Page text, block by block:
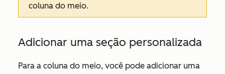
coluna do meio.
Adicionar uma seção personalizada
Para a coluna do meio, você pode adicionar uma